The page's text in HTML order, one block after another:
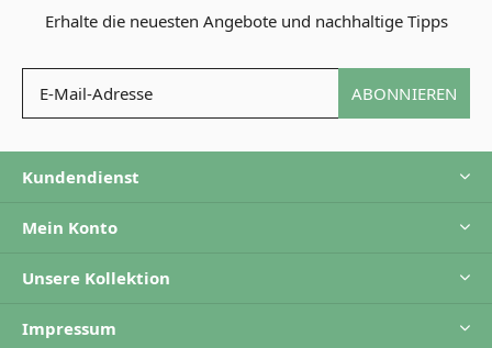
Erhalte die neuesten Angebote und nachhaltige Tipps
ABONNIEREN
Kundendienst
Mein Konto
Unsere Kollektion
Impressum